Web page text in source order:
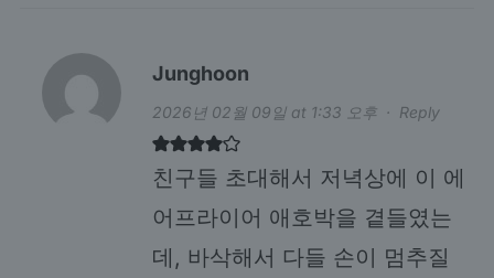
Junghoon
2026년 02월 09일 at 1:33 오후· Reply
친구들 초대해서 저녁상에 이 에
어프라이어 애호박을 곁들였는
데, 바삭해서 다들 손이 멈추질